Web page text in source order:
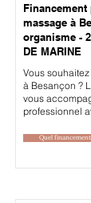
massage à
organisme -
DE MARINE
Vous
à Besançon ?
vous
professionnel
Quel